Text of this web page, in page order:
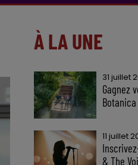
À LA UNE
31 juillet
Gagnez
11 juillet
& The